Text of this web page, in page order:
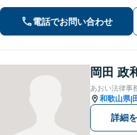
交
増
鑑定
向け
電話でお問い合わせ
岡田 政
あおい法律事
和歌山県|
詳細